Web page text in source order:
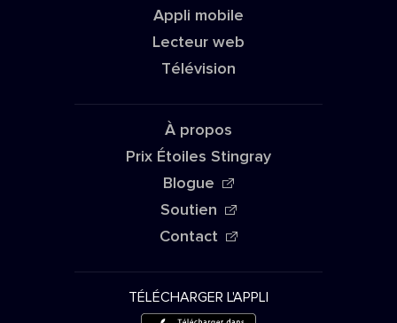
Appli mobile
Lecteur web
Télévision
À propos
Prix Étoiles Stingray
Blogue
Soutien
Contact
TÉLÉCHARGER L'APPLI